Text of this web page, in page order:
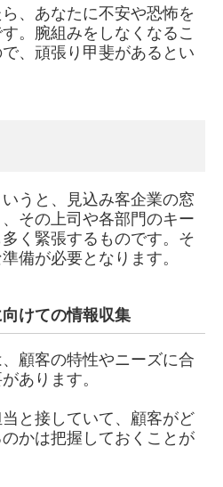
、あなたに不安や恐怖を
。腕組みをしなくなるこ
、頑張り甲斐があるとい
うと、見込み客企業の窓
その上司や各部門のキー
く緊張するものです。そ
備が必要となります。
けての情報収集
顧客の特性やニーズに合
あります。
と接していて、顧客がど
かは把握しておくことが